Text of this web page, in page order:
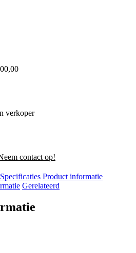
verkoper
contact op!
Specificaties Product informatie
Gerelateerd